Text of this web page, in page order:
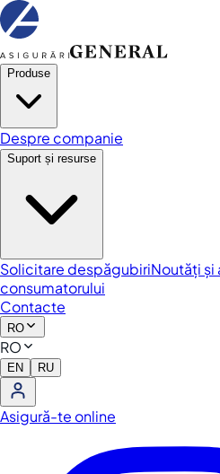
Produse
Despre companie
Suport și resurse
Solicitare despăgubiriNoutăți și
consumatorului
Contacte
RO
RO
EN RU
Asigură-te online